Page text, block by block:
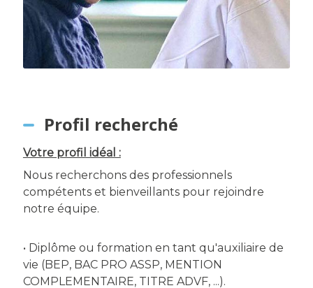
Profil recherché
Votre profil idéal :
Nous recherchons des professionnels
compétents et bienveillants pour rejoindre
notre équipe.
• Diplôme ou formation en tant qu'auxiliaire de
vie (BEP, BAC PRO ASSP, MENTION
COMPLEMENTAIRE, TITRE ADVF, ...).